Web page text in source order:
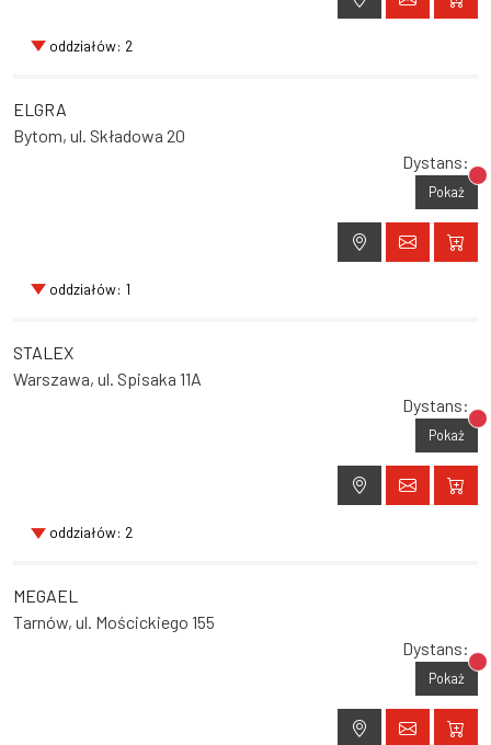
oddziałów: 2
ELGRA
Bytom, ul. Składowa 20
Dystans:
Pokaż
oddziałów: 1
STALEX
Warszawa, ul. Spisaka 11A
Dystans:
Pokaż
oddziałów: 2
MEGAEL
Tarnów, ul. Mościckiego 155
Dystans:
Pokaż